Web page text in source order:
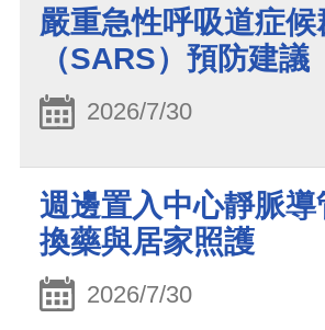
嚴重急性呼吸道症候
（SARS）預防建議
2026/7/30
週邊置入中心靜脈導
換藥與居家照護
2026/7/30